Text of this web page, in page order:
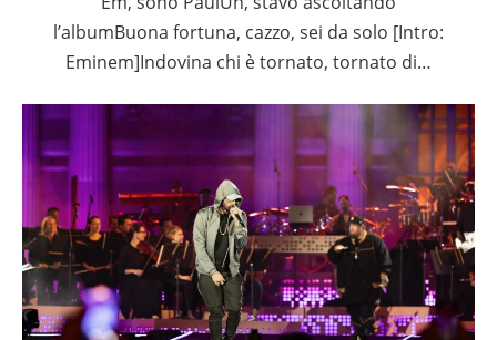
l’albumBuona fortuna, cazzo, sei da solo [Intro:
Eminem]Indovina chi è tornato, tornato di…